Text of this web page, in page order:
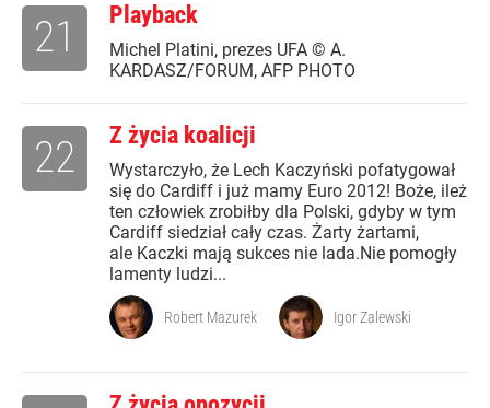
Playback
Michel Platini, prezes UFA © A.
KARDASZ/FORUM, AFP PHOTO
21
Z życia koalicji
Wystarczyło, że Lech Kaczyński pofatygował
się do Cardiff i już mamy Euro 2012! Boże, ileż
ten człowiek zrobiłby dla Polski, gdyby w tym
Cardiff siedział cały czas. Żarty żartami,
ale Kaczki mają sukces nie lada.Nie pomogły
lamenty ludzi...
22
Robert Mazurek Igor Zalewski